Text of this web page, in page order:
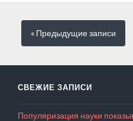
« Предыдущиезаписи
СВЕЖИЕ ЗАПИСИ
Популяризация науки